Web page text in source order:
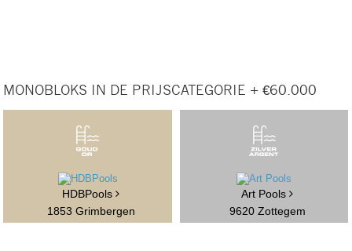
MONOBLOKS IN DE PRIJSCATEGORIE + €60.000
HDBPools
1853 Grimbergen
Art Pools
9620 Zottegem